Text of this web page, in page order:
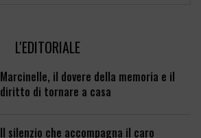
L'EDITORIALE
Marcinelle, il dovere della memoria e il
diritto di tornare a casa
Il silenzio che accompagna il caro